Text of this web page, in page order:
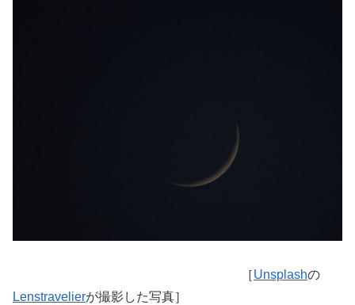
［Unsplashの
Lenstravelierが撮影した写真］